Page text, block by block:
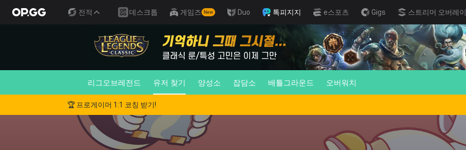
전적 데스크톱 게임즈 New Duo 톡피지지 e스포츠 Gigs 스트리머 오버레이
리그오브레전드 유저 찾기 양성소 잡담소 배틀그라운드 오버워치
🏆 프로게이머 1:1 코칭 받기!